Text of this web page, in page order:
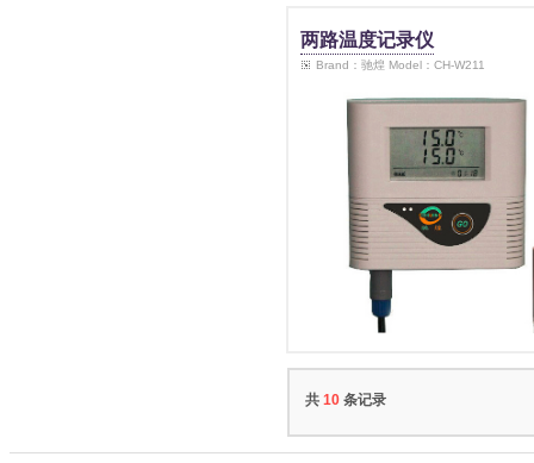
两路温度记录仪
Brand：驰煌 Model：CH-W211
共 10 条记录